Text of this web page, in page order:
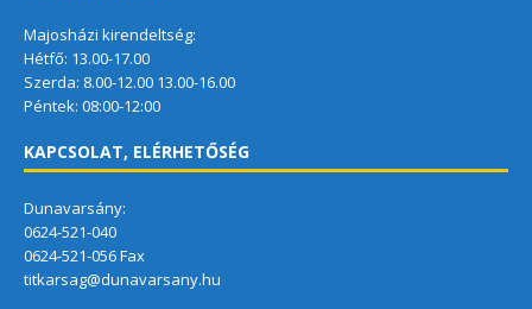
Majosházi kirendeltség:
Hétfő: 13.00-17.00
Szerda: 8.00-12.00 13.00-16.00
Péntek: 08:00-12:00
KAPCSOLAT, ELÉRHETŐSÉG
Dunavarsány:
0624-521-040
0624-521-056 Fax
titkarsag@dunavarsany.hu